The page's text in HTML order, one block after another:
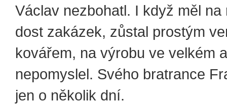
Václav nezbohatl. I když měl na
dost zakázek, zůstal prostým
kovářem, na výrobu ve velkém
nepomyslel. Svého bratrance
jen o několik dní.